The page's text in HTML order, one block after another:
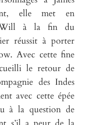
elle met en
Will à la fin du
réussit à porter
Avec cette fine
le retour de
des Indes
avec cette épée
à la question de